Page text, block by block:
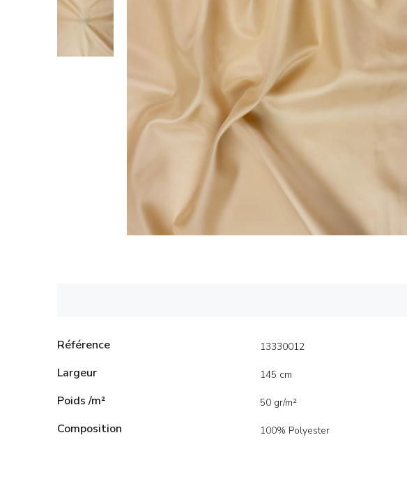
Référence 13330012
Largeur 145 cm
Poids /m² 50 gr/m²
Composition 100% Polyester